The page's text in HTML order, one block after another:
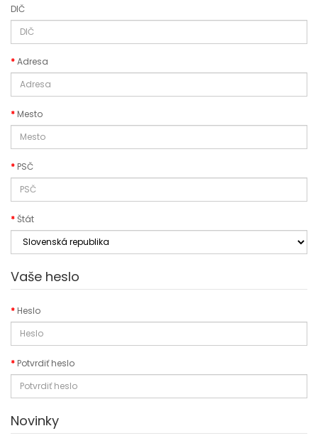
DIČ
Adresa
Mesto
PSČ
Štát
Vaše heslo
Heslo
Potvrdiť heslo
Novinky